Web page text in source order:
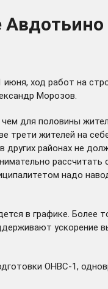
ход работ на
Морозов.
для половины
жителей на
районах не
надо
в графике. Более
ускорение
ОНВС-1,